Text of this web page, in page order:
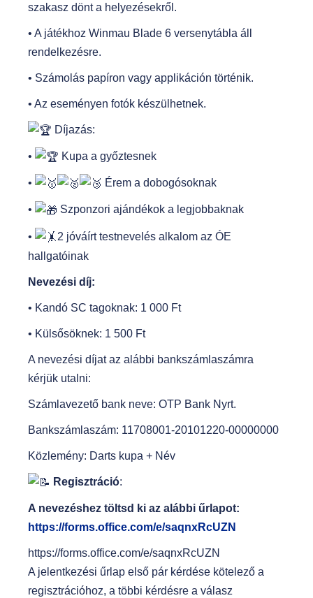
szakasz dönt a helyezésekről.
• A játékhoz Winmau Blade 6 versenytábla áll
rendelkezésre.
• Számolás papíron vagy applikáción történik.
• Az eseményen fotók készülhetnek.
Díjazás:
• Kupa a győztesnek
• Érem a dobogósoknak
• Szponzori ajándékok a legjobbaknak
•
2 jóváírt testnevelés alkalom az ÓE
hallgatóinak
Nevezési díj:
• Kandó SC tagoknak: 1 000 Ft
• Külsősöknek: 1 500 Ft
A nevezési díjat az alábbi bankszámlaszámra
kérjük utalni:
Számlavezető bank neve: OTP Bank Nyrt.
Bankszámlaszám: 11708001-20101220-00000000
Közlemény: Darts kupa + Név
Regisztráció:
A nevezéshez töltsd ki az alábbi űrlapot:
https://forms.office.com/e/saqnxRcUZN
https://forms.office.com/e/saqnxRcUZN
A jelentkezési űrlap első pár kérdése kötelező a
regisztrációhoz, a többi kérdésre a válasz